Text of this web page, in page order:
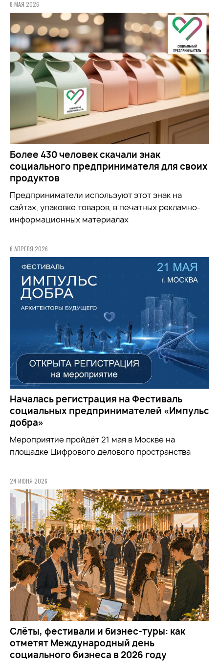
8 МАЯ 2026
Более 430 человек скачали знак
социального предпринимателя для своих
продуктов
Предприниматели используют этот знак на
сайтах, упаковке товаров, в печатных рекламно-
информационных материалах
6 АПРЕЛЯ 2026
Началась регистрация на Фестиваль
социальных предпринимателей «Импульс
добра»
Мероприятие пройдёт 21 мая в Москве на
площадке Цифрового делового пространства
24 ИЮНЯ 2026
Слёты, фестивали и бизнес-туры: как
отметят Международный день
социального бизнеса в 2026 году